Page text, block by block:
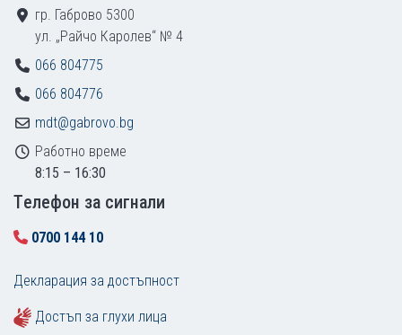
гр. Габрово 5300
ул. „Райчо Каролев“ № 4
066 804775
066 804776
mdt@gabrovo.bg
Работно време
8:15 – 16:30
Tелефон за сигнали
0700 144 10
Декларация за достъпност
Достъп за глухи лица